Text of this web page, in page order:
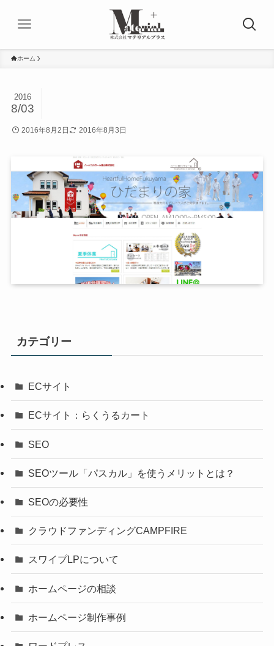
ホーム
2016
8/03
2016年8月2日 2016年8月3日
カテゴリー
ECサイト
ECサイト：らくうるカート
SEO
SEOツール「パスカル」を使うメリットとは？
SEOの必要性
クラウドファンディングCAMPFIRE
スワイプLPについて
ホームページの相談
ホームページ制作事例